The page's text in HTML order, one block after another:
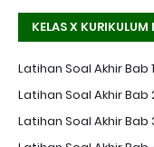
KELAS X KURIKULUM
Latihan Soal Akhir Bab 1
Latihan Soal Akhir Bab
Latihan Soal Akhir Bab